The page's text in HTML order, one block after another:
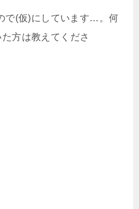
で(仮)にしています…。何
方は教えてくださ